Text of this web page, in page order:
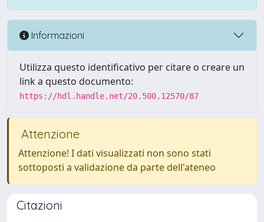
Informazioni
Utilizza questo identificativo per citare o creare un
link a questo documento:
https://hdl.handle.net/20.500.12570/87
Attenzione
Attenzione! I dati visualizzati non sono stati
sottoposti a validazione da parte dell'ateneo
Citazioni